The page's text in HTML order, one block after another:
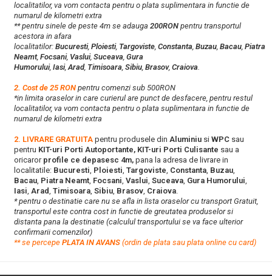
localitatilor, va vom contacta pentru o plata suplimentara in functie de
numarul de kilometri extra
** pentru sinele de peste 4m se adauga 200RON pentru transportul
acestora in afara
localitatilor: Bucuresti, Ploiesti, Targoviste, Constanta, Buzau, Bacau, Piatra
Neamt, Focsani, Vaslui, Suceava, Gura
Humorului, Iasi,Arad, Timisoara, Sibiu, Brasov, Craiova.
2. Cost de 25 RON pentru comenzi sub 500RON
*in limita oraselor in care curierul are punct de desfacere, pentru restul
localitatilor, va vom contacta pentru o plata suplimentara in functie de
numarul de kilometri extra
2. LIVRARE GRATUITA pentru produsele din Aluminiu si WPC sau
pentru KIT-uri Porti Autoportante, KIT-uri Porti Culisante sau a
oricarorprofile ce depasesc 4m, pana la adresa de livrare in
localitatile: Bucuresti, Ploiesti, Targoviste, Constanta, Buzau,
Bacau, Piatra Neamt, Focsani, Vaslui, Suceava, Gura Humorului,
Iasi, Arad, Timisoara, Sibiu, Brasov, Craiova.
* pentru o destinatie care nu se afla in lista oraselor cu transport Gratuit,
transportul este contra cost in functie de greutatea produselor si
distanta pana la destinatie (calculul transportului se va face ulterior
confirmarii comenzilor)
**se percepe PLATA IN AVANS (ordin de plata sau plata online cu card)